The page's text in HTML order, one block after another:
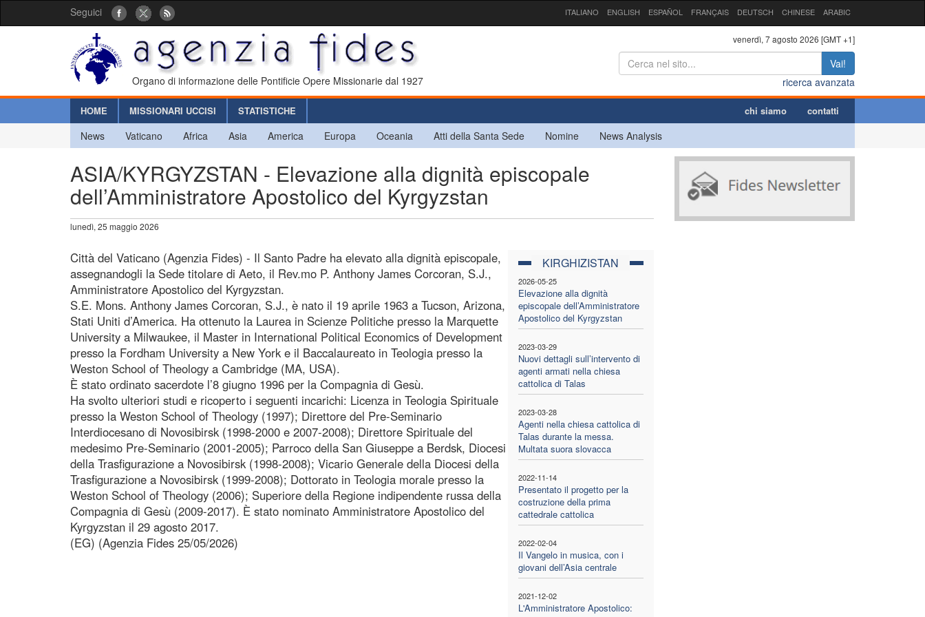
Seguici ITALIANO ENGLISH ESPAÑOL FRANÇAIS DEUTSCH CHINESE ARABIC
Organo di informazione delle Pontificie Opere Missionarie dal 1927
venerdì, 7 agosto 2026 [GMT +1]
Vai!
ricerca avanzata
HOME MISSIONARI UCCISI STATISTICHE chi siamo contatti
News Vaticano Africa Asia America Europa Oceania Atti della Santa Sede Nomine News Analysis
ASIA/KYRGYZSTAN - Elevazione alla dignità episcopale
dell’Amministratore Apostolico del Kyrgyzstan
lunedì, 25 maggio 2026
KIRGHIZISTAN
2026-05-25
Elevazione alla dignità
episcopale dell’Amministratore
Apostolico del Kyrgyzstan
2023-03-29
Nuovi dettagli sull’intervento di
agenti armati nella chiesa
cattolica di Talas
2023-03-28
Agenti nella chiesa cattolica di
Talas durante la messa.
Multata suora slovacca
2022-11-14
Presentato il progetto per la
costruzione della prima
cattedrale cattolica
2022-02-04
Il Vangelo in musica, con i
giovani dell’Asia centrale
2021-12-02
L'Amministratore Apostolico:
Città del Vaticano (Agenzia Fides) - Il Santo Padre ha elevato alla dignità episcopale,
assegnandogli la Sede titolare di Aeto, il Rev.mo P. Anthony James Corcoran, S.J.,
Amministratore Apostolico del Kyrgyzstan.
S.E. Mons. Anthony James Corcoran, S.J., è nato il 19 aprile 1963 a Tucson, Arizona,
Stati Uniti d’America. Ha ottenuto la Laurea in Scienze Politiche presso la Marquette
University a Milwaukee, il Master in International Political Economics of Development
presso la Fordham University a New York e il Baccalaureato in Teologia presso la
Weston School of Theology a Cambridge (MA, USA).
È stato ordinato sacerdote l’8 giugno 1996 per la Compagnia di Gesù.
Ha svolto ulteriori studi e ricoperto i seguenti incarichi: Licenza in Teologia Spirituale
presso la Weston School of Theology (1997); Direttore del Pre-Seminario
Interdiocesano di Novosibirsk (1998-2000 e 2007-2008); Direttore Spirituale del
medesimo Pre-Seminario (2001-2005); Parroco della San Giuseppe a Berdsk, Diocesi
della Trasfigurazione a Novosibirsk (1998-2008); Vicario Generale della Diocesi della
Trasfigurazione a Novosibirsk (1999-2008); Dottorato in Teologia morale presso la
Weston School of Theology (2006); Superiore della Regione indipendente russa della
Compagnia di Gesù (2009-2017). È stato nominato Amministratore Apostolico del
Kyrgyzstan il 29 agosto 2017.
(EG) (Agenzia Fides 25/05/2026)